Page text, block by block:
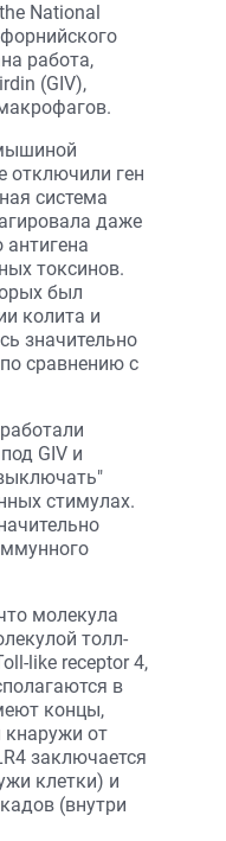
National
работа,
(GIV),
отключили ген
система
даже
токсинов.
был
колита и
значительно
сравнению с
GIV и
стимулах.
молекула
толл-
like receptor 4,
в
концы,
от
заключается
клетки) и
(внутри